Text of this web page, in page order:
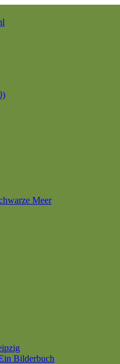
Meer
Bilderbuch